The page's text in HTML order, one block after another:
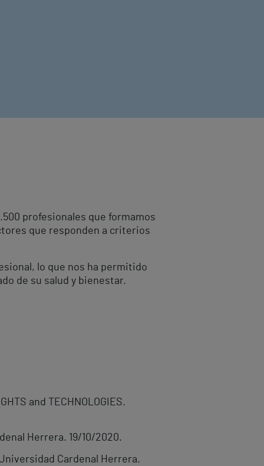
profesionales que formamos
que responden a criterios
lo que nos ha permitido
de su salud y bienestar.
and TECHNOLOGIES.
Herrera. 19/10/2020.
Cardenal Herrera.